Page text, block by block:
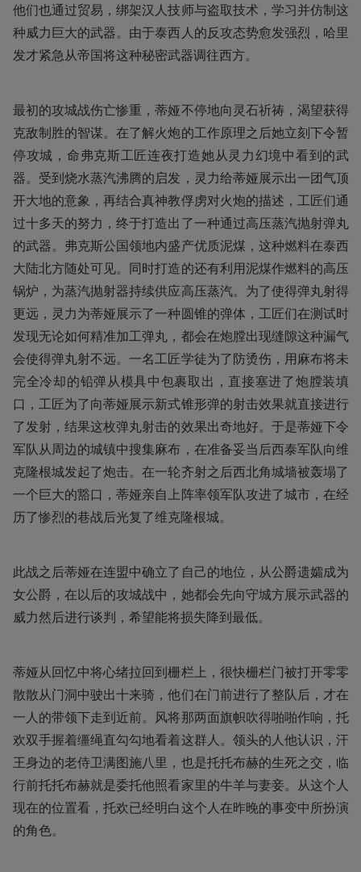
他们也通过贸易，绑架汉人技师与盗取技术，学习并仿制这
种威力巨大的武器。由于泰西人的反攻态势愈发强烈，哈里
发才紧急从帝国将这种秘密武器调往西方。
最初的攻城战伤亡惨重，蒂娅不停地向灵石祈祷，渴望获得
克敌制胜的智谋。在了解火炮的工作原理之后她立刻下令暂
停攻城，命弗克斯工匠连夜打造她从灵力幻境中看到的武
器。受到烧水蒸汽沸腾的启发，灵力给蒂娅展示出一团气顶
开大地的意象，再结合真神教俘虏对火炮的描述，工匠们通
过十多天的努力，终于打造出了一种通过高压蒸汽抛射弹丸
的武器。弗克斯公国领地内盛产优质泥煤，这种燃料在泰西
大陆北方随处可见。同时打造的还有利用泥煤作燃料的高压
锅炉，为蒸汽抛射器持续供应高压蒸汽。为了使得弹丸射得
更远，灵力为蒂娅展示了一种圆锥的弹体，工匠们在测试时
发现无论如何精准加工弹丸，都会在炮膛出现缝隙这种漏气
会使得弹丸射不远。一名工匠学徒为了防烫伤，用麻布将未
完全冷却的铅弹从模具中包裹取出，直接塞进了炮膛装填
口，工匠为了向蒂娅展示新式锥形弹的射击效果就直接进行
了发射，结果这枚弹丸射击的效果出奇地好。于是蒂娅下令
军队从周边的城镇中搜集麻布，在准备妥当后西泰军队向维
克隆根城发起了炮击。在一轮齐射之后西北角城墙被轰塌了
一个巨大的豁口，蒂娅亲自上阵率领军队攻进了城市，在经
历了惨烈的巷战后光复了维克隆根城。
此战之后蒂娅在连盟中确立了自己的地位，从公爵遗孀成为
女公爵，在以后的攻城战中，她都会先向守城方展示武器的
威力然后进行谈判，希望能将损失降到最低。
蒂娅从回忆中将心绪拉回到栅栏上，很快栅栏门被打开零零
散散从门洞中驶出十来骑，他们在门前进行了整队后，才在
一人的带领下走到近前。风将那两面旗帜吹得啪啪作响，托
欢双手握着缰绳直勾勾地看着这群人。领头的人他认识，汗
王身边的老侍卫满图施八里，也是托托布赫的生死之交，临
行前托托布赫就是委托他照看家里的牛羊与妻妾。从这个人
现在的位置看，托欢已经明白这个人在昨晚的事变中所扮演
的角色。